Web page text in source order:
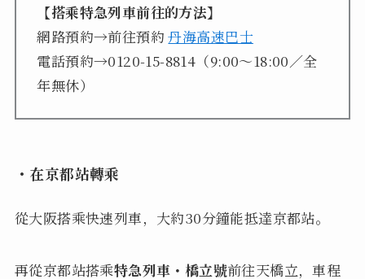
【搭乘特急列車前往的方法】
網路預約→前往預約丹海高速巴士
電話預約→0120-15-8814（9:00～18:00／全
年無休）
・在京都站轉乘
從大阪搭乘快速列車，大約30分鐘能抵達京都站。
再從京都站搭乘特急列車・橋立號前往天橋立，車程